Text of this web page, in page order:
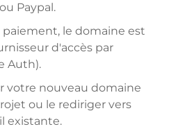
Paypal.
le domaine est
d'accès par
Auth).
votre nouveau domaine
ou le rediriger vers
existante.